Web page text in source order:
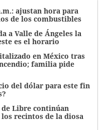
ajustan hora para
de los combustibles
a Valle de Ángeles la
es el horario
en México tras
familia pide
del dólar para este fin
de Libre continúan
recintos de la diosa